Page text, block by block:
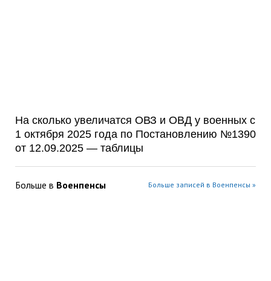
На сколько увеличатся ОВЗ и ОВД у военных с
1 октября 2025 года по Постановлению №1390
от 12.09.2025 — таблицы
Больше в Военпенсы Больше записей в Военпенсы »